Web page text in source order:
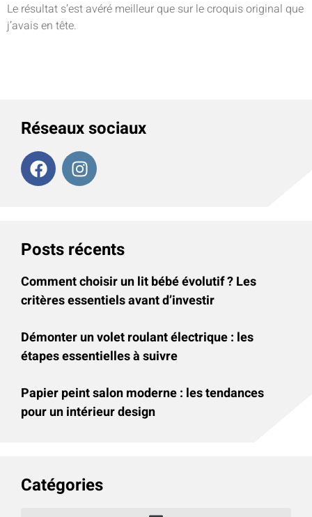
Le résultat s’est avéré meilleur que sur le croquis original que
j’avais en tête.
Réseaux sociaux
Posts récents
Comment choisir un lit bébé évolutif ? Les
critères essentiels avant d’investir
Démonter un volet roulant électrique : les
étapes essentielles à suivre
Papier peint salon moderne : les tendances
pour un intérieur design
Catégories